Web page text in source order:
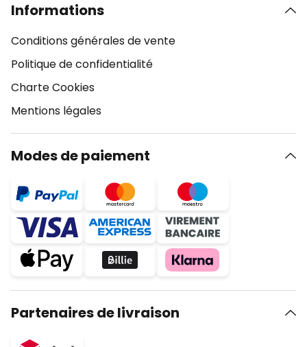
Informations
Conditions générales de vente
Politique de confidentialité
Charte Cookies
Mentions légales
Modes de paiement
Partenaires de livraison